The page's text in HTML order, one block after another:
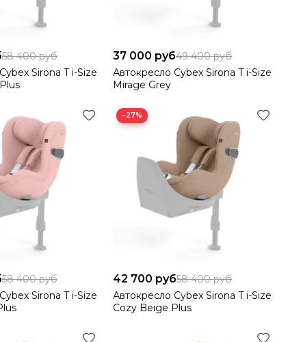
58 400 руб
Sirona T i-Size
37 000 руб49 400 руб
Автокресло Cybex Sirona T i-Size
Mirage Grey
58 400 руб
Sirona T i-Size
−27%
42 700 руб58 400 руб
Автокресло Cybex Sirona T i-Size
Cozy Beige Plus